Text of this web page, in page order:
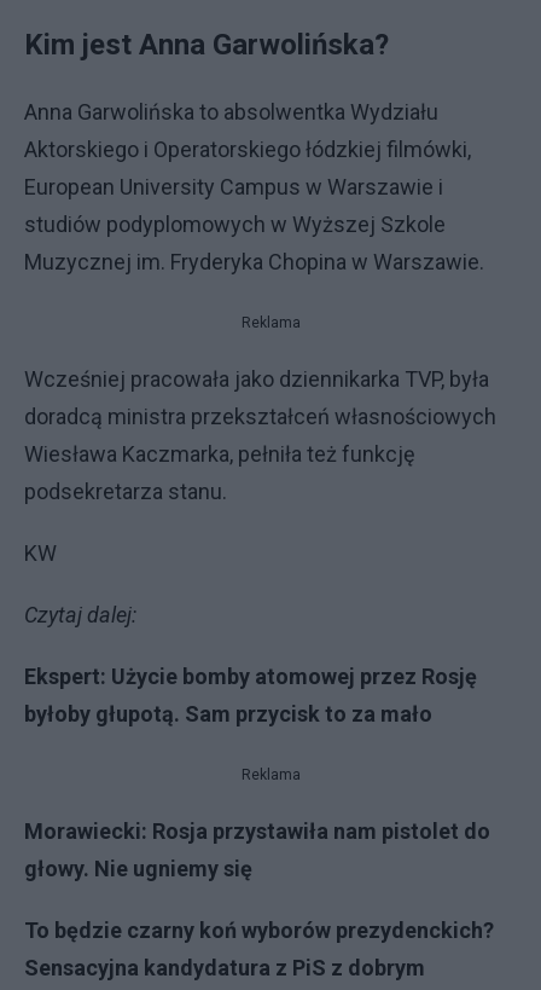
Kim jest Anna Garwolińska?
Anna Garwolińska to absolwentka Wydziału
Aktorskiego i Operatorskiego łódzkiej filmówki,
European University Campus w Warszawie i
studiów podyplomowych w Wyższej Szkole
Muzycznej im. Fryderyka Chopina w Warszawie.
Reklama
Wcześniej pracowała jako dziennikarka TVP, była
doradcą ministra przekształceń własnościowych
Wiesława Kaczmarka, pełniła też funkcję
podsekretarza stanu.
KW
Czytaj dalej:
Ekspert: Użycie bomby atomowej przez Rosję
byłoby głupotą. Sam przycisk to za mało
Reklama
Morawiecki: Rosja przystawiła nam pistolet do
głowy. Nie ugniemy się
To będzie czarny koń wyborów prezydenckich?
Sensacyjna kandydatura z PiS z dobrym